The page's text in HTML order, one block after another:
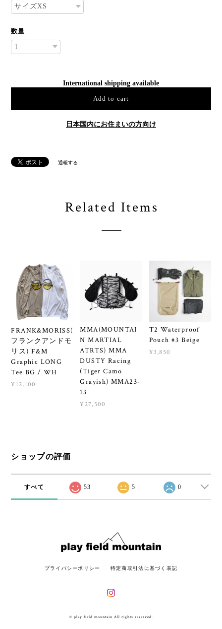
数量
International shipping available
Add to cart
日本国内にお住まいの方向け
通報する
Related Items
FRANK&MORISS(
フランクアンドモ
リス) F&M
Graphic LONG
Tee BG / WH
¥12,100
MMA(MOUNTAI
N MARTIAL
ATRTS) MMA
DUSTY Racing
(Tiger Camo
Grayish) MMA23-
13
¥27,500
T2 Waterproof
Pouch #3 Beige
¥3,850
ショップの評価
すべて 53 5 0
プライバシーポリシー 特定商取引法に基づく表記
© play field mountain All rights reserved.